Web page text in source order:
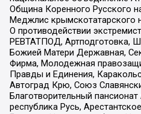
Община Коренного Русского
Меджлис крымскотатарского
О противодействии
РЕВТАТПОД, Артподготовка,
Божией Матери Державная,
Фирма, Молодежная
Правды и Единения,
Автоград Крю, Союз
Благотворительный
республика Русь,